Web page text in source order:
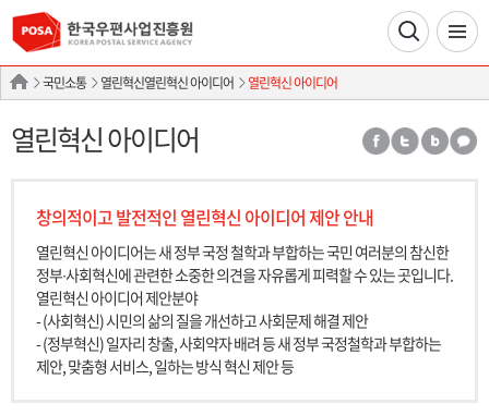
국민소통 열린혁신열린혁신 아이디어 열린혁신 아이디어
열린혁신 아이디어
창의적이고 발전적인 열린혁신 아이디어 제안 안내
열린혁신 아이디어는 새 정부 국정 철학과 부합하는 국민 여러분의 참신한
정부∙사회혁신에 관련한 소중한 의견을 자유롭게 피력할 수 있는 곳입니다.
열린혁신 아이디어 제안분야
- (사회혁신) 시민의 삶의 질을 개선하고 사회문제 해결 제안
- (정부혁신) 일자리 창출, 사회약자 배려 등 새 정부 국정철학과 부합하는
제안, 맞춤형 서비스, 일하는 방식 혁신 제안 등